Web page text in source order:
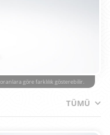
göre farklılık gösterebilir.
TÜMÜ